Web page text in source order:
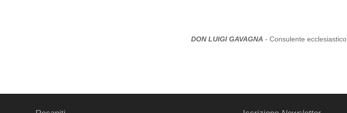
DON LUIGI GAVAGNA - Consulente ecclesiastico